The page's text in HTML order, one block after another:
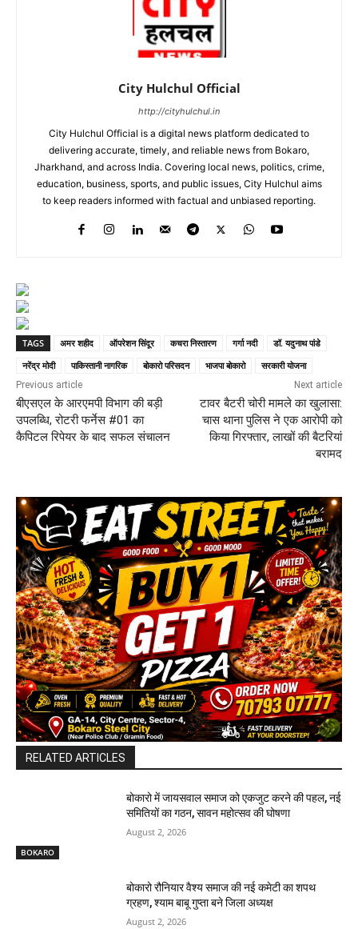
City Hulchul Official
http://cityhulchul.in
City Hulchul Official is a digital news platform dedicated to
delivering accurate, timely, and reliable news from Bokaro,
Jharkhand, and across India. Covering local news, politics, crime,
education, business, sports, and public issues, City Hulchul aims
to keep readers informed with factual and unbiased reporting.
TAGS अमर शहीद ऑपरेशन सिंदूर कचरा निस्तारण गर्गा नदी
डॉ. यदुनाथ पांडे
नरेंद्र मोदी
पाकिस्तानी नागरिक बोकारो परिसदन भाजपा बोकारो सरकारी योजना
Previous article
बीएसएल के आरएमपी विभाग की बड़ी
उपलब्धि, रोटरी फर्नेस #01 का
कैपिटल रिपेयर के बाद सफल संचालन
Next article
टावर बैटरी चोरी मामले का खुलासा:
चास थाना पुलिस ने एक आरोपी को
किया गिरफ्तार, लाखों की बैटरियां
बरामद
RELATED ARTICLES
BOKARO
बोकारो में जायसवाल समाज को एकजुट करने की पहल, नई
समितियों का गठन, सावन महोत्सव की घोषणा
August 2, 2026
बोकारो रौनियार वैश्य समाज की नई कमेटी का शपथ
ग्रहण, श्याम बाबू गुप्ता बने जिला अध्यक्ष
August 2, 2026